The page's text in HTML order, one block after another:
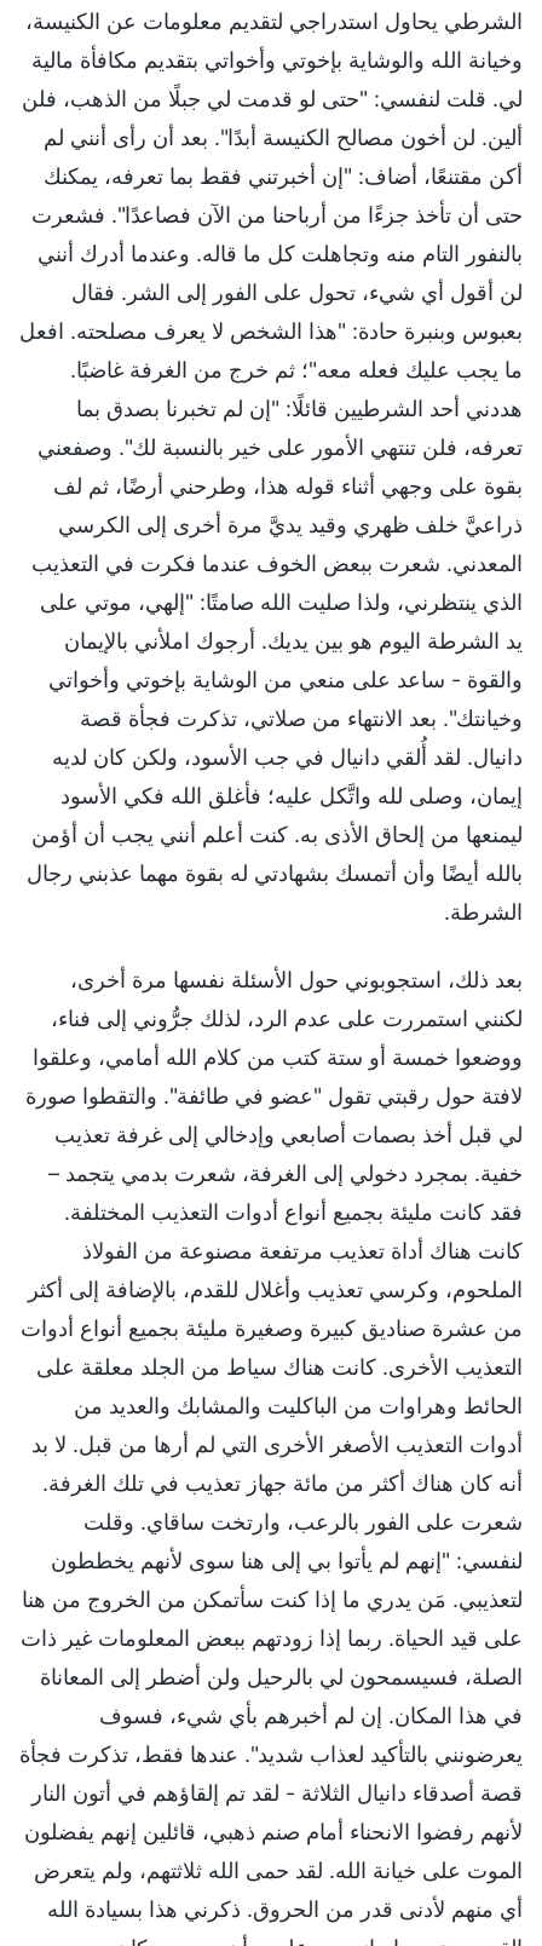
الشرطي يحاول استدراجي لتقديم معلومات عن الكنيسة،
وخيانة الله والوشاية بإخوتي وأخواتي بتقديم مكافأة مالية
لي. قلت لنفسي: "حتى لو قدمت لي جبلًا من الذهب، فلن
ألين. لن أخون مصالح الكنيسة أبدًا". بعد أن رأى أنني لم
أكن مقتنعًا، أضاف: "إن أخبرتني فقط بما تعرفه، يمكنك
حتى أن تأخذ جزءًا من أرباحنا من الآن فصاعدًا". فشعرت
بالنفور التام منه وتجاهلت كل ما قاله. وعندما أدرك أنني
لن أقول أي شيء، تحول على الفور إلى الشر. فقال
بعبوس وبنبرة حادة: "هذا الشخص لا يعرف مصلحته. افعل
ما يجب عليك فعله معه"؛ ثم خرج من الغرفة غاضبًا.
هددني أحد الشرطيين قائلًا: "إن لم تخبرنا بصدق بما
تعرفه، فلن تنتهي الأمور على خير بالنسبة لك". وصفعني
بقوة على وجهي أثناء قوله هذا، وطرحني أرضًا، ثم لف
ذراعيَّ خلف ظهري وقيد يديَّ مرة أخرى إلى الكرسي
المعدني. شعرت ببعض الخوف عندما فكرت في التعذيب
الذي ينتظرني، ولذا صليت الله صامتًا: "إلهي، موتي على
يد الشرطة اليوم هو بين يديك. أرجوك املأني بالإيمان
والقوة - ساعد على منعي من الوشاية بإخوتي وأخواتي
وخيانتك". بعد الانتهاء من صلاتي، تذكرت فجأة قصة
دانيال. لقد أُلقي دانيال في جب الأسود، ولكن كان لديه
إيمان، وصلى لله واتَّكل عليه؛ فأغلق الله فكي الأسود
ليمنعها من إلحاق الأذى به. كنت أعلم أنني يجب أن أؤمن
بالله أيضًا وأن أتمسك بشهادتي له بقوة مهما عذبني رجال
الشرطة.
بعد ذلك، استجوبوني حول الأسئلة نفسها مرة أخرى،
لكنني استمررت على عدم الرد، لذلك جرُّوني إلى فناء،
ووضعوا خمسة أو ستة كتب من كلام الله أمامي، وعلقوا
لافتة حول رقبتي تقول "عضو في طائفة". والتقطوا صورة
لي قبل أخذ بصمات أصابعي وإدخالي إلى غرفة تعذيب
خفية. بمجرد دخولي إلى الغرفة، شعرت بدمي يتجمد –
فقد كانت مليئة بجميع أنواع أدوات التعذيب المختلفة.
كانت هناك أداة تعذيب مرتفعة مصنوعة من الفولاذ
الملحوم، وكرسي تعذيب وأغلال للقدم، بالإضافة إلى أكثر
من عشرة صناديق كبيرة وصغيرة مليئة بجميع أنواع أدوات
التعذيب الأخرى. كانت هناك سياط من الجلد معلقة على
الحائط وهراوات من الباكليت والمشابك والعديد من
أدوات التعذيب الأصغر الأخرى التي لم أرها من قبل. لا بد
أنه كان هناك أكثر من مائة جهاز تعذيب في تلك الغرفة.
شعرت على الفور بالرعب، وارتخت ساقاي. وقلت
لنفسي: "إنهم لم يأتوا بي إلى هنا سوى لأنهم يخططون
لتعذيبي. مَن يدري ما إذا كنت سأتمكن من الخروج من هنا
على قيد الحياة. ربما إذا زودتهم ببعض المعلومات غير ذات
الصلة، فسيسمحون لي بالرحيل ولن أضطر إلى المعاناة
في هذا المكان. إن لم أخبرهم بأي شيء، فسوف
يعرضونني بالتأكيد لعذاب شديد". عندها فقط، تذكرت فجأة
قصة أصدقاء دانيال الثلاثة - لقد تم إلقاؤهم في أتون النار
لأنهم رفضوا الانحناء أمام صنم ذهبي، قائلين إنهم يفضلون
الموت على خيانة الله. لقد حمى الله ثلاثتهم، ولم يتعرض
أي منهم لأدنى قدر من الحروق. ذكرني هذا بسيادة الله